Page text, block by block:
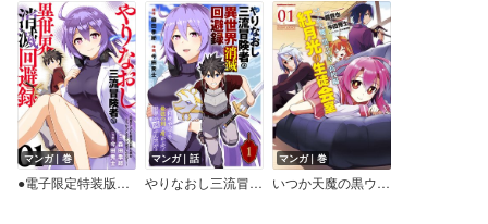
マンガ｜巻
●電子限定特装版●やりなおし三流冒険者の異世界消滅回避録～何度やっても最強の剣と盾がぶつかって世界が滅ぶんだが？～
マンガ｜話
やりなおし三流冒険者の異世界消滅回避録～何度やっても最強の剣と盾がぶつかって世界が滅ぶんだが？～
マンガ｜巻
いつか天魔の黒ウサギ 高校編 紅月光の生徒会室